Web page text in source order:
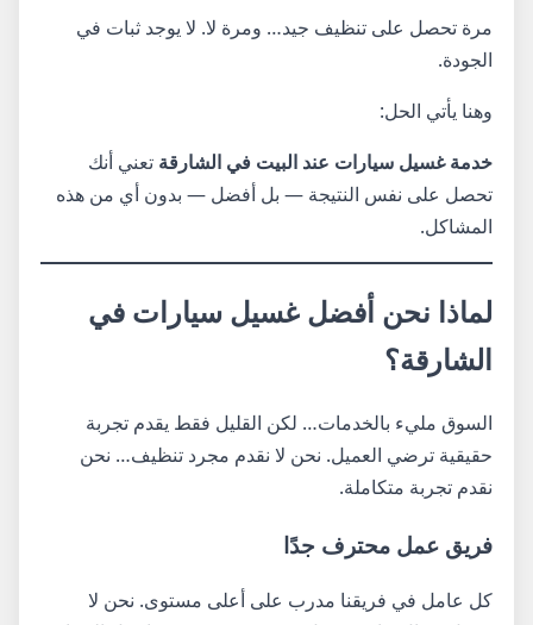
مرة تحصل على تنظيف جيد… ومرة لا. لا يوجد ثبات في
الجودة.
وهنا يأتي الحل:
خدمة غسيل سيارات عند البيت في الشارقة تعني أنك
تحصل على نفس النتيجة — بل أفضل — بدون أي من هذه
المشاكل.
لماذا نحن أفضل غسيل سيارات في
الشارقة؟
السوق مليء بالخدمات… لكن القليل فقط يقدم تجربة
حقيقية ترضي العميل. نحن لا نقدم مجرد تنظيف… نحن
نقدم تجربة متكاملة.
فريق عمل محترف جدًا
كل عامل في فريقنا مدرب على أعلى مستوى. نحن لا